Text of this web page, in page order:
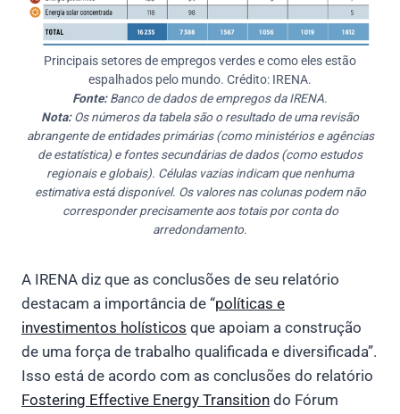
Principais setores de empregos verdes e como eles estão
espalhados pelo mundo. Crédito: IRENA.
Fonte:Banco de dados de empregos da IRENA.
Nota:Os números da tabela são o resultado de uma revisão
abrangente de entidades primárias (como ministérios e agências
de estatística) e fontes secundárias de dados (como estudos
regionais e globais). Células vazias indicam que nenhuma
estimativa está disponível. Os valores nas colunas podem não
corresponder precisamente aos totais por conta do
arredondamento.
A IRENA diz que as conclusões de seu relatório
destacam a importância de “políticas e
investimentos holísticos que apoiam a construção
de uma força de trabalho qualificada e diversificada”.
Isso está de acordo com as conclusões do relatório
Fostering Effective Energy Transition do Fórum